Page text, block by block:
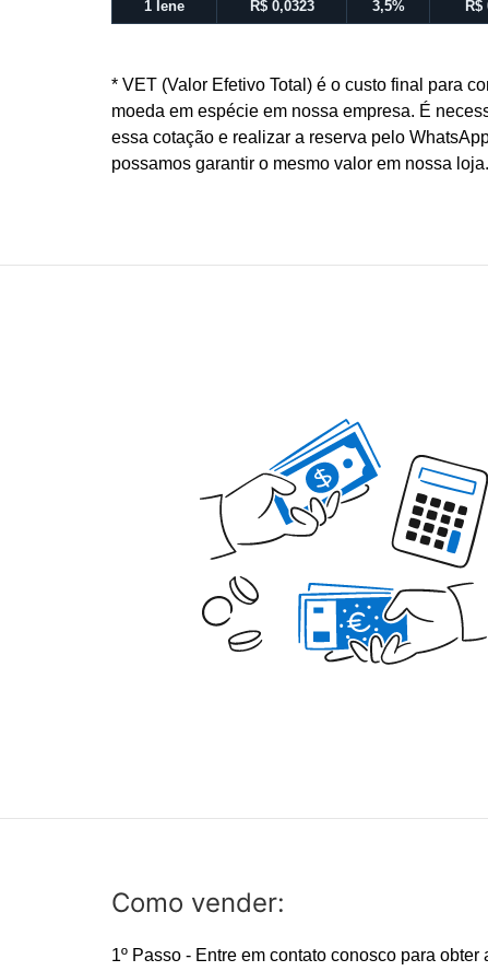
1 Iene R$ 0,0323 3,5% R$
* VET (Valor Efetivo Total) é o custo final para
moeda em espécie em nossa empresa. É
essa cotação e realizar a reserva pelo
possamos garantir o mesmo valor em nossa loja.
Como vender:
1º Passo - Entre em contato conosco para obter